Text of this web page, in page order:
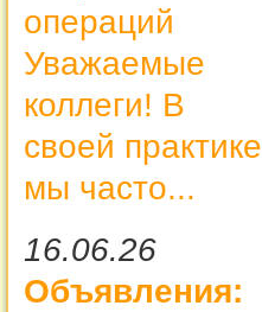
операций
Уважаемые
коллеги! В
своей практике
мы часто...
16.06.26
Объявления: